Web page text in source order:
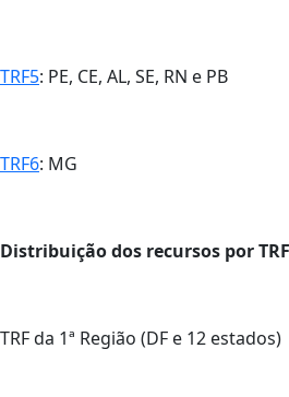
TRF5: PE, CE, AL, SE, RN e PB
TRF6: MG
Distribuição dos recursos por TRF
TRF da 1ª Região (DF e 12 estados)